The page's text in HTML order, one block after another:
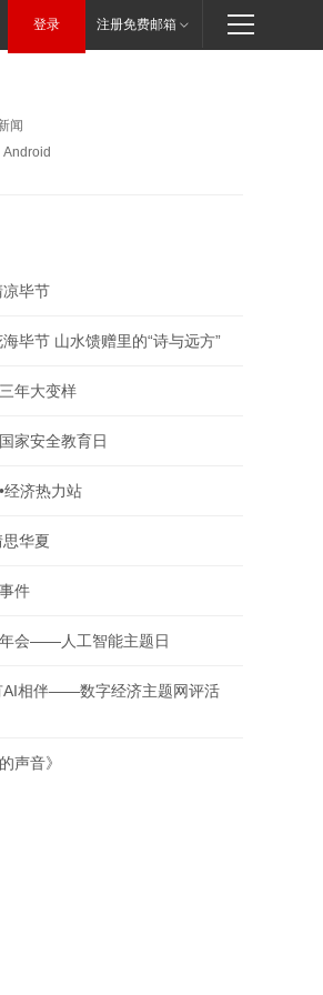
登录 注册免费邮箱
闻
Android
毕节
毕节 山水馈赠里的“诗与远方”
年大变样
家安全教育日
经济热力站
华夏
件
会——人工智能主题日
AI相伴——数字经济主题网评活
声音》